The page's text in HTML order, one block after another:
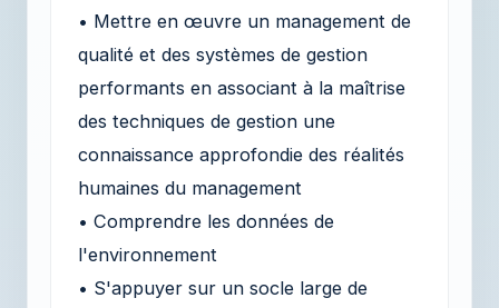
• Mettre en œuvre un management de
qualité et des systèmes de gestion
performants en associant à la maîtrise
des techniques de gestion une
connaissance approfondie des réalités
humaines du management
• Comprendre les données de
l'environnement
• S'appuyer sur un socle large de